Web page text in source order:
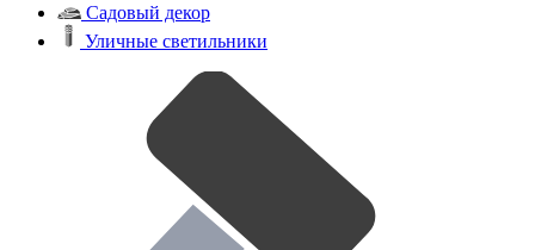
Садовый декор
Уличные светильники